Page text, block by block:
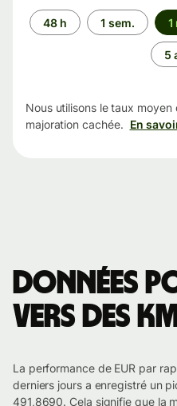
Période
48 h 1 sem. 1
5
Nous utilisons le taux
majoration cachée. En
Données
vers des
La performance de EUR par
derniers jours a enregistré un
491,8690. Cela signifie que la